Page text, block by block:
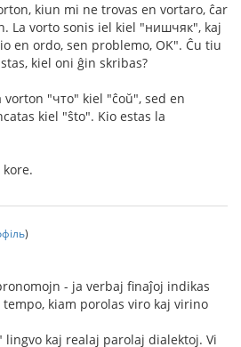
kiun mi ne trovas en vortaro, ĉar
La vorto sonis iel kiel "нишчяк", kaj
en ordo, sen problemo, OK". Ĉu tiu
kiel oni ĝin skribas?
"что" kiel "ĉoŭ", sed en
kiel "ŝto". Kio estas la
)
- ja verbaj finaĵoj indikas
kiam porolas viro kaj virino
kaj realaj parolaj dialektoj. Vi